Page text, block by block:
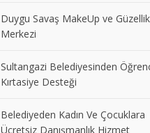
Duygu Savaş MakeUp ve Güzellik
Merkezi
Sultangazi Belediyesinden
Kırtasiye Desteği
Belediyeden Kadın Ve Çocuklara
Ücretsiz Danışmanlık Hizmet